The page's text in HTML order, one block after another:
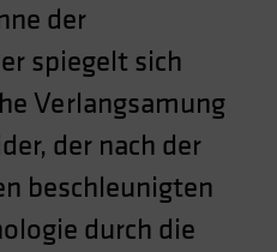
der
spiegelt sich
Verlangsamung
der nach der
beschleunigten
durch die